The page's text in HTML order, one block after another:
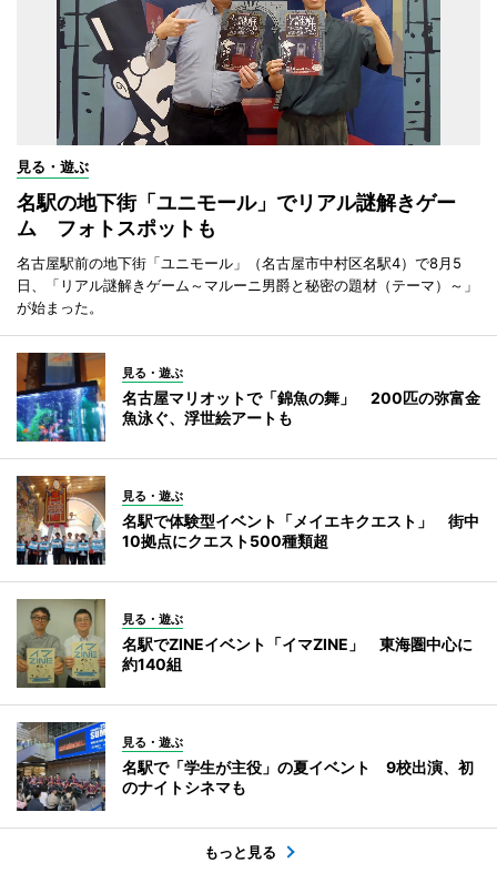
見る・遊ぶ
名駅の地下街「ユニモール」でリアル謎解きゲー
ム フォトスポットも
名古屋駅前の地下街「ユニモール」（名古屋市中村区名駅4）で8月5
日、「リアル謎解きゲーム～マルーニ男爵と秘密の題材（テーマ）～」
が始まった。
見る・遊ぶ
名古屋マリオットで「錦魚の舞」 200匹の弥富金
魚泳ぐ、浮世絵アートも
見る・遊ぶ
名駅で体験型イベント「メイエキクエスト」 街中
10拠点にクエスト500種類超
見る・遊ぶ
名駅でZINEイベント「イマZINE」 東海圏中心に
約140組
見る・遊ぶ
名駅で「学生が主役」の夏イベント 9校出演、初
のナイトシネマも
もっと見る